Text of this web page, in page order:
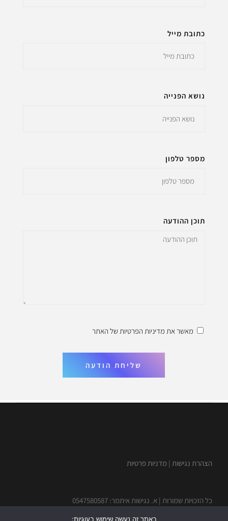
כתובת מייל
נושא הפנייה
מספר טלפון
תוכן ההודעה
מאשר את מדיניות הפרטיות של האתר
שליחת הודעה
הצהרת נגישות |מדניות פרטיות
כל הזכויות שמורות | א. נגישות איתמר: 0547580587
באתר זה נעשה שימוש בעוגיות: